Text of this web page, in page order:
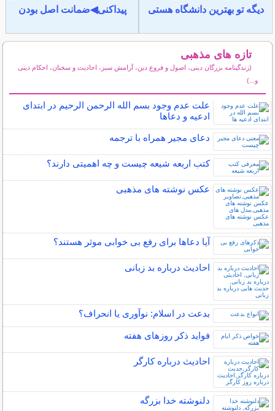
دیگه تو بهترین دانشگاه هستی
پیداکنی◀ضمانت اصل بودن
تازه های مذهبی
(زندگینامه بزرگان دینی، اصول و فروع دین، آرامش سبز، احادیث و سخنان، احکام دینی
و...)
علت عدم وجود بسم الله الرحمن الرحیم در ابتدای
ادعیه و دعاها
دعای مجیر همراه با ترجمه
کتب اربعه شیعه چیست و چه اهمیتی دارند؟
عکس نوشته های مذهبی
آیا دعاها برای رفع بی خوابی موثر هستند؟
احادیث درباره بد زبانی
بدعت در اسلام: نوآوری یا انحراف؟
فواید ذکر روزهای هفته
احادیث درباره کارگر
دلنوشته خدا بزرگه